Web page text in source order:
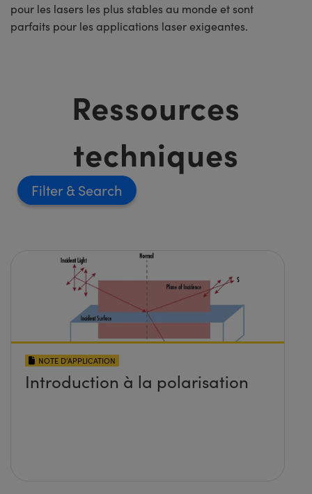
pour les lasers les plus stables au monde et sont
parfaits pour les applications laser exigeantes.
Ressources
techniques
Filter
NOTE D’APPLICATION
Introduction à la polarisation